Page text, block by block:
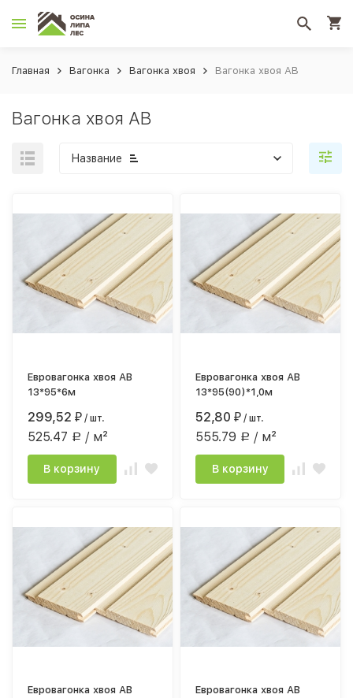
Главная Вагонка Вагонка хвоя Вагонка хвоя АВ
Вагонка хвоя АВ
Название
Евровагонка хвоя АВ
13*95*6м
299,52₽ / шт.
525.47 Р / м²
В корзину
Евровагонка хвоя АВ
13*95(90)*1,0м
52,80₽ / шт.
555.79 Р / м²
В корзину
Евровагонка хвоя АВ
Евровагонка хвоя АВ